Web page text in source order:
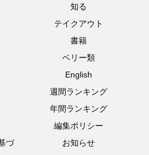
知る
テイクアウト
書籍
ベリー類
English
週間ランキング
年間ランキング
編集ポリシー
づ
お知らせ